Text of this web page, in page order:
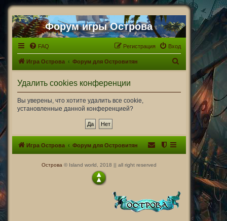
Форум игры Острова
FAQ Вход
Регистрация
Игра Острова Форум для Островитян
Удалить cookies конференции
Вы уверены, что хотите удалить все cookie,
установленные данной конференцией?
Игра Острова Форум для Островитян
Острова © Island world, 2018 || all right reserved